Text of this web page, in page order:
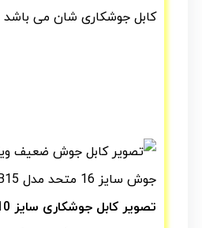
کابل جوشکاری شان می باشد